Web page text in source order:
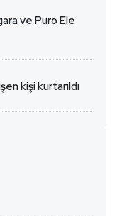
ve Puro Ele
kişi kurtarıldı